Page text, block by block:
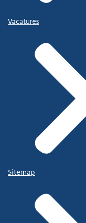
Vacatures
Sitemap